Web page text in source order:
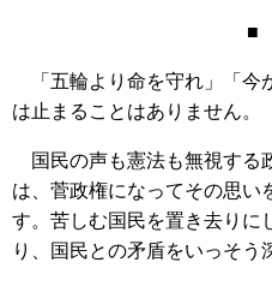
■
「五輪より命を守れ」「今
は止まることはありません。
国民の声も憲法も無視する
は、菅政権になってその思い
す。苦しむ国民を置き去りに
り、国民との矛盾をいっそう